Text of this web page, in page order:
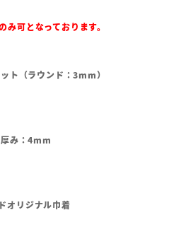
可となっております。
ト（ラウンド：3mm）
み：4mm
オリジナル巾着